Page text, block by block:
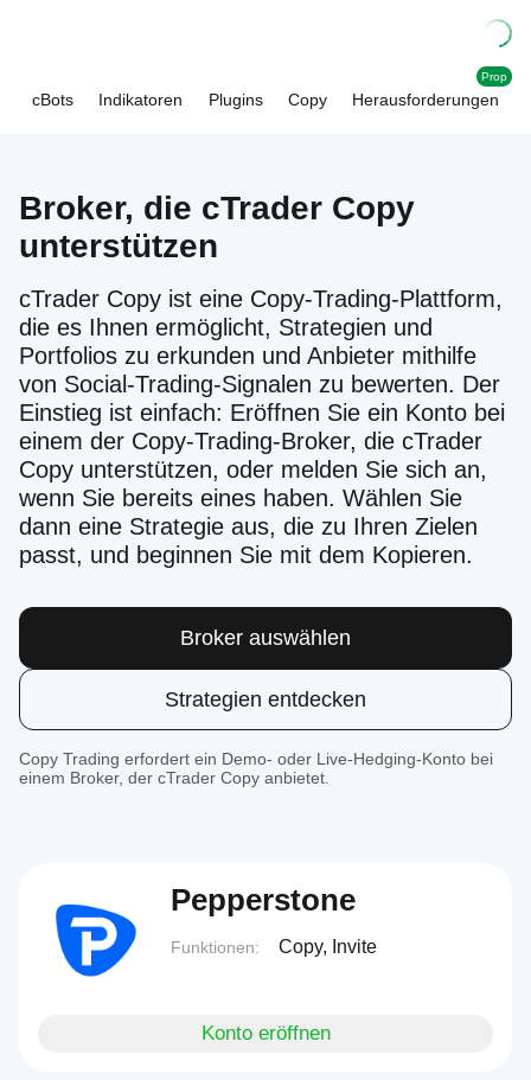
cBots Indikatoren Plugins Copy Herausforderungen
Prop
Broker, die cTrader Copy
unterstützen
cTrader Copy ist eine Copy-Trading-Plattform,
die es Ihnen ermöglicht, Strategien und
Portfolios zu erkunden und Anbieter mithilfe
von Social-Trading-Signalen zu bewerten. Der
Einstieg ist einfach: Eröffnen Sie ein Konto bei
einem der Copy-Trading-Broker, die cTrader
Copy unterstützen, oder melden Sie sich an,
wenn Sie bereits eines haben. Wählen Sie
dann eine Strategie aus, die zu Ihren Zielen
passt, und beginnen Sie mit dem Kopieren.
Broker auswählen
Strategien entdecken
Copy Trading erfordert ein Demo- oder Live-Hedging-Konto bei
einem Broker, der cTrader Copy anbietet.
Pepperstone
Funktionen: Copy, Invite
Konto eröffnen